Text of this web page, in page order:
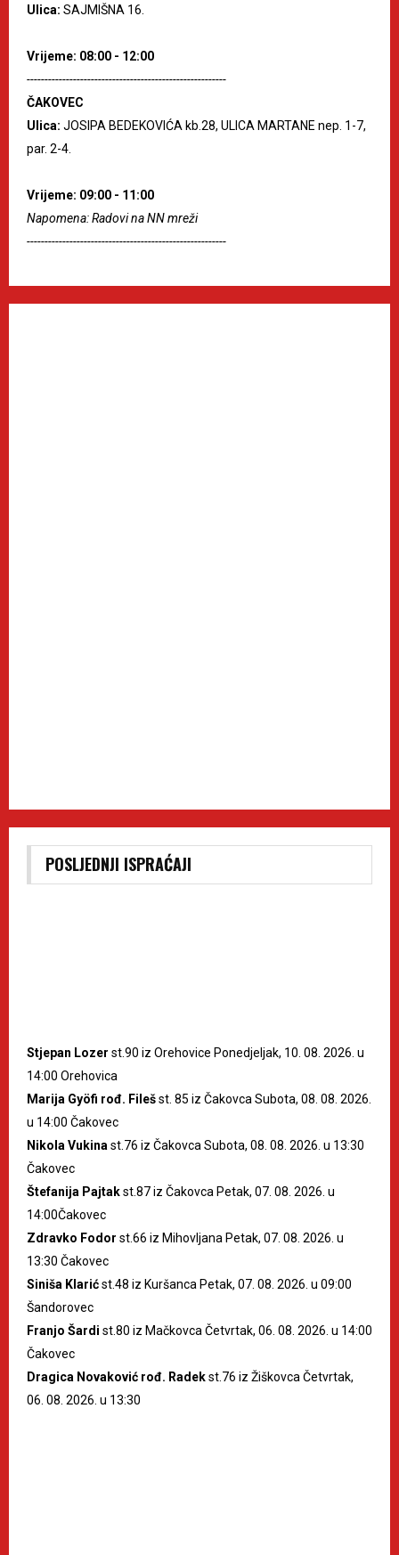
Ulica: SAJMIŠNA 16.
Vrijeme: 08:00 - 12:00
--------------------------------------------------------
ČAKOVEC
Ulica: JOSIPA BEDEKOVIĆA kb.28, ULICA MARTANE nep. 1-7,
par. 2-4.
Vrijeme: 09:00 - 11:00
Napomena: Radovi na NN mreži
--------------------------------------------------------
POSLJEDNJI ISPRAĆAJI
Stjepan Lozer st.90 iz Orehovice Ponedjeljak, 10. 08. 2026. u
14:00 Orehovica
Marija Gyöfi rođ. Filešst. 85 iz Čakovca Subota, 08. 08. 2026.
u 14:00 Čakovec
Nikola Vukinast.76 iz Čakovca Subota, 08. 08. 2026. u 13:30
Čakovec
Štefanija Pajtakst.87 iz Čakovca Petak, 07. 08. 2026. u
14:00Čakovec
Zdravko Fodor st.66 iz Mihovljana Petak, 07. 08. 2026. u
13:30 Čakovec
Siniša Klarićst.48 iz Kuršanca Petak, 07. 08. 2026. u 09:00
Šandorovec
Franjo Šardi st.80 iz Mačkovca Četvrtak, 06. 08. 2026. u 14:00
Čakovec
Dragica Novaković rođ. Radekst.76 iz Žiškovca Četvrtak,
06. 08. 2026. u 13:30